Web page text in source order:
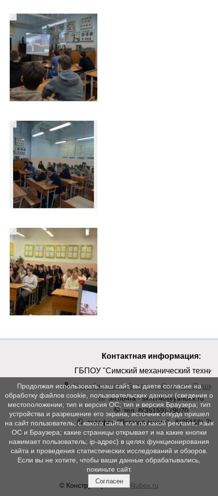
Контактная информация:
ГБПОУ "Симский механический
Челябинская область, г. Сим, ул.
эл.почта - simt740@yandex.ru
тел. 8(35159)-79070
телефон "Прямая линия" - 8(35159)-
© Конструктор сайтов Nubex.ru
Продолжая использовать наш сайт, вы даете согласие на
обработку файлов cookie, пользовательских данных (сведения о
местоположении; тип и версия ОС; тип и версия Браузера; тип
устройства и разрешение его экрана; источник откуда пришел
на сайт пользователь; с какого сайта или по какой рекламе; язык
ОС и Браузера; какие страницы открывает и на какие кнопки
нажимает пользователь; ip-адрес) в целях функционирования
сайта и проведения статистических исследований и обзоров.
Если вы не хотите, чтобы ваши данные обрабатывались,
покиньте сайт.
Согласен